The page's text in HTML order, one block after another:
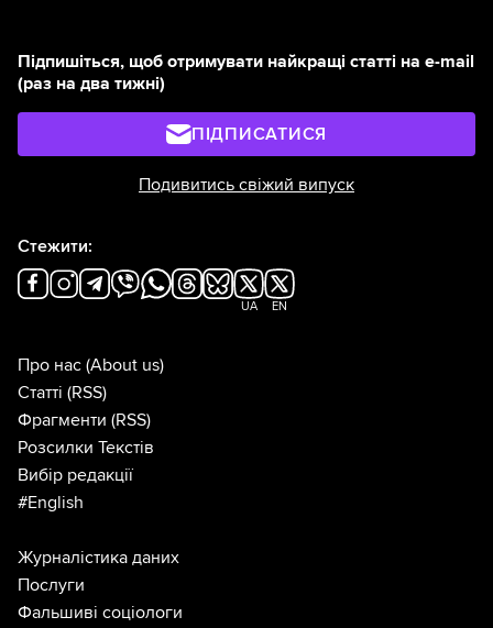
Підпишіться, щоб отримувати найкращі статті на e-mail
(раз на два тижні)
ПІДПИСАТИСЯ
Подивитись свіжий випуск
Стежити:
UA EN
Про нас (About us)
Статті (RSS)
Фрагменти (RSS)
Розсилки Текстів
Вибір редакції
#English
Журналістика даних
Послуги
Фальшиві соціологи